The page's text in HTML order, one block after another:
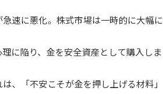
速に悪化。株式市場は一時的に大幅に
に陥り、金を安全資産として購入しま
、「不安こそが金を押し上げる材料」